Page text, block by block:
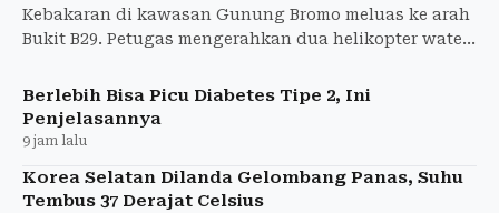
Kebakaran di kawasan Gunung Bromo meluas ke arah
Bukit B29. Petugas mengerahkan dua helikopter water
Berlebih Bisa Picu Diabetes Tipe 2, Ini
Penjelasannya
9 jam lalu
Korea Selatan Dilanda Gelombang Panas, Suhu
Tembus 37 Derajat Celsius